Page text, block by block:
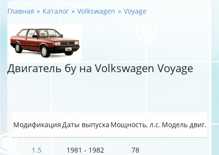
Главная Каталог Volkswagen Voyage
Двигатель бу на Volkswagen Voyage
МодификацияДаты выпуска Мощность, л.с. Модель двиг.
1.5 1981 - 1982 78